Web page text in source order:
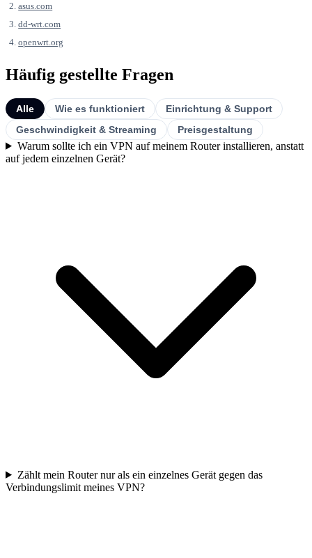
asus.com
dd-wrt.com
openwrt.org
Häufig gestellte Fragen
Alle Wie es funktioniert
Einrichtung & Support
Geschwindigkeit & Streaming
Preisgestaltung
Warum sollte ich ein VPN auf meinem Router installieren, anstatt
auf jedem einzelnen Gerät?
Zählt mein Router nur als ein einzelnes Gerät gegen das
Verbindungslimit meines VPN?